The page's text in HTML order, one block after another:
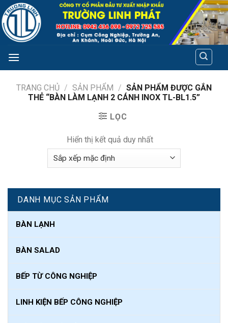
Skip
to
content
TRANG CHỦ / SẢN PHẨM / SẢN PHẨM ĐƯỢC GẮN
THẺ “BÀN LÀM LẠNH 2 CÁNH INOX TL-BL1.5”
LỌC
Hiển thị kết quả duy nhất
DANH MỤC SẢN PHẨM
BÀN LẠNH
BÀN SALAD
BẾP TỪ CÔNG NGHIỆP
LINH KIỆN BẾP CÔNG NGHIỆP